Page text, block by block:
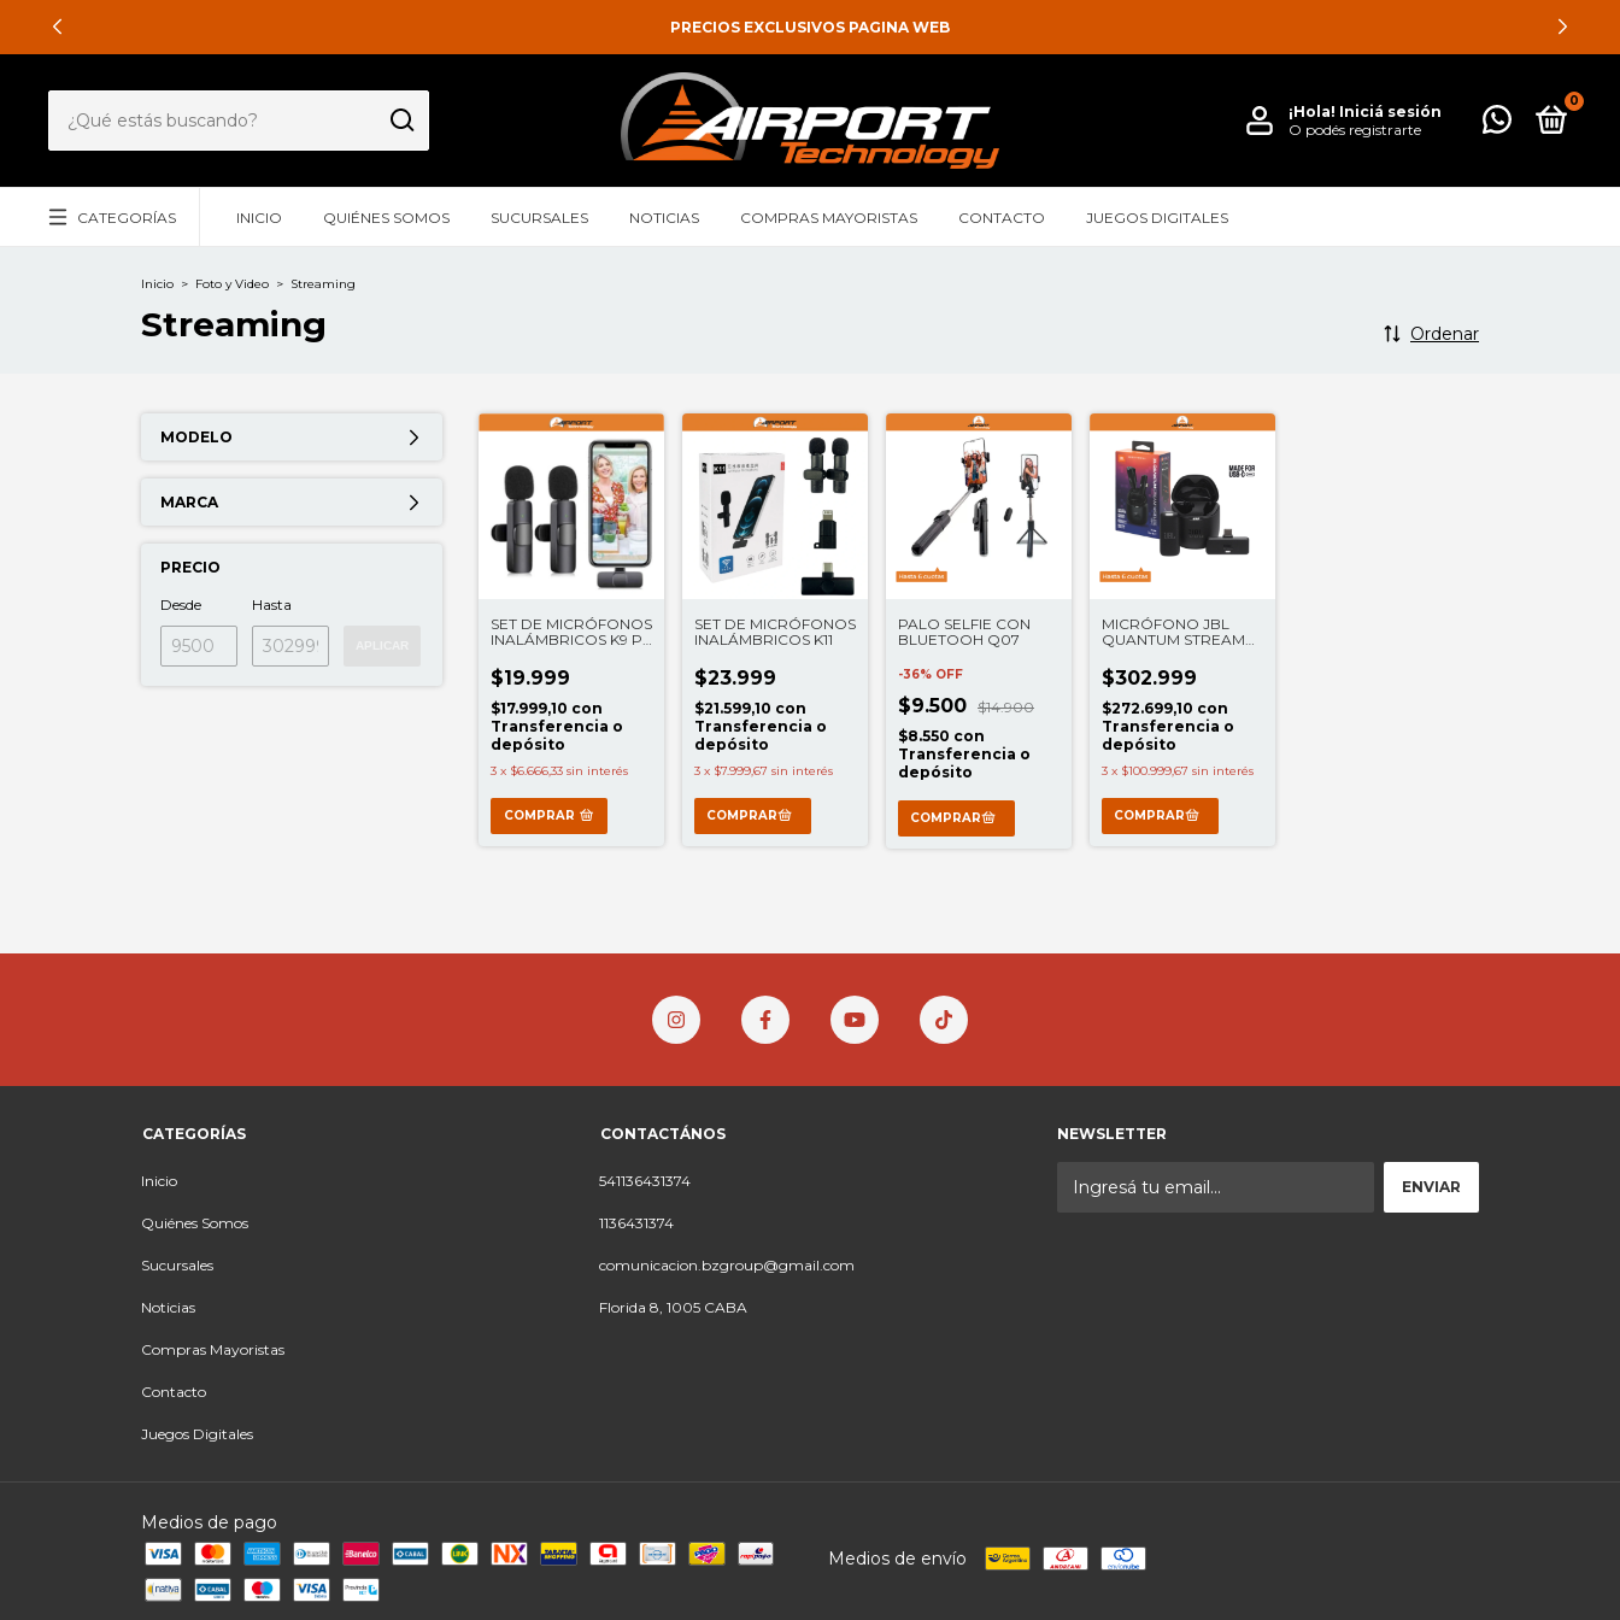
PRECIOS EXCLUSIVOS PAGINA WEB
¡Hola! Iniciá sesión
O podés registrarte
0
CATEGORÍAS INICIO QUIÉNES SOMOS SUCURSALES NOTICIAS COMPRAS MAYORISTAS CONTACTO JUEGOS DIGITALES
Inicio > Foto y Video > Streaming
Streaming Ordenar
MODELO
MARCA
PRECIO
Desde Hasta
SET DE MICRÓFONOS
INALÁMBRICOS K9 P/
$19.999
$17.999,10 con
Transferencia o
depósito
3 x $6.666,33 sin interés
COMPRAR
SET DE MICRÓFONOS
INALÁMBRICOS K11
$23.999
$21.599,10 con
Transferencia o
depósito
3 x $7.999,67 sin interés
PALO SELFIE CON
BLUETOOH Q07
-36% OFF
$9.500 $14.900
$8.550 con
Transferencia o
depósito
MICRÓFONO JBL
QUANTUM STREAM
$302.999
$272.699,10 con
Transferencia o
depósito
3 x $100.999,67 sin interés
CATEGORÍAS
Inicio
Quiénes Somos
Sucursales
Noticias
Compras Mayoristas
Contacto
Juegos Digitales
CONTACTÁNOS
541136431374
1136431374
comunicacion.bzgroup@gmail.com
Florida 8, 1005 CABA
NEWSLETTER
Medios de pago
Medios de envío